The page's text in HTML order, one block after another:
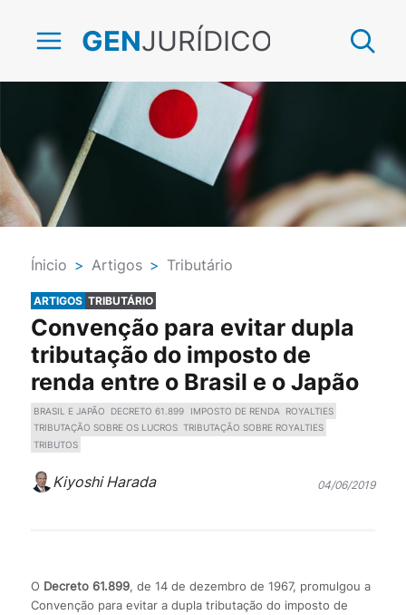
GENJURÍDICO
Ínicio > Artigos > Tributário
ARTIGOS TRIBUTÁRIO
Convenção para evitar dupla
tributação do imposto de
renda entre o Brasil e o Japão
BRASIL E JAPÃO DECRETO 61.899 IMPOSTO DE RENDA
ROYALTIES
TRIBUTAÇÃO SOBRE OS LUCROS TRIBUTAÇÃO SOBRE ROYALTIES
TRIBUTOS
Kiyoshi Harada 04/06/2019
O Decreto 61.899, de 14 de dezembro de 1967, promulgou a
Convenção para evitar a dupla tributação do imposto de